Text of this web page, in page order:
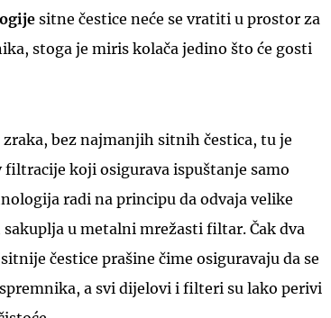
sitne čestice neće se vratiti u prostor za
stoga je miris kolača jedino što će gosti
bez najmanjih sitnih čestica, tu je
filtracije koji osigurava ispuštanje samo
radi na principu da odvaja velike
u metalni mrežasti filtar. Čak dva
čestice prašine čime osiguravaju da se
a svi dijelovi i filteri su lako perivi